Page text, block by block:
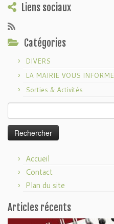
Liens sociaux
Catégories
DIVERS
LA MAIRIE VOUS INFORME
Sorties & Activités
Accueil
Contact
Plan du site
Articles récents